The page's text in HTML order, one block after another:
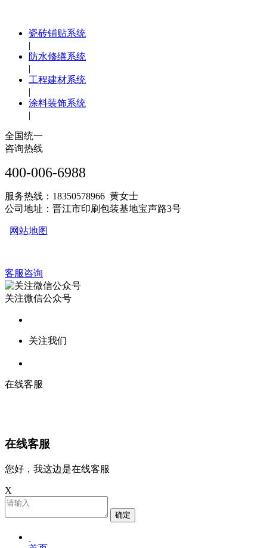
瓷砖铺贴系统
|
防水修缮系统
|
工程建材系统
|
涂料装饰系统
|
全国统一
咨询热线
400-006-6988
服务热线：18350578966 黄女士
公司地址：晋江市印刷包装基地宝声路3号
网站地图
客服咨询
关注微信公众号
关注我们
在线客服
在线客服
您好，我这边是在线客服
X
确定